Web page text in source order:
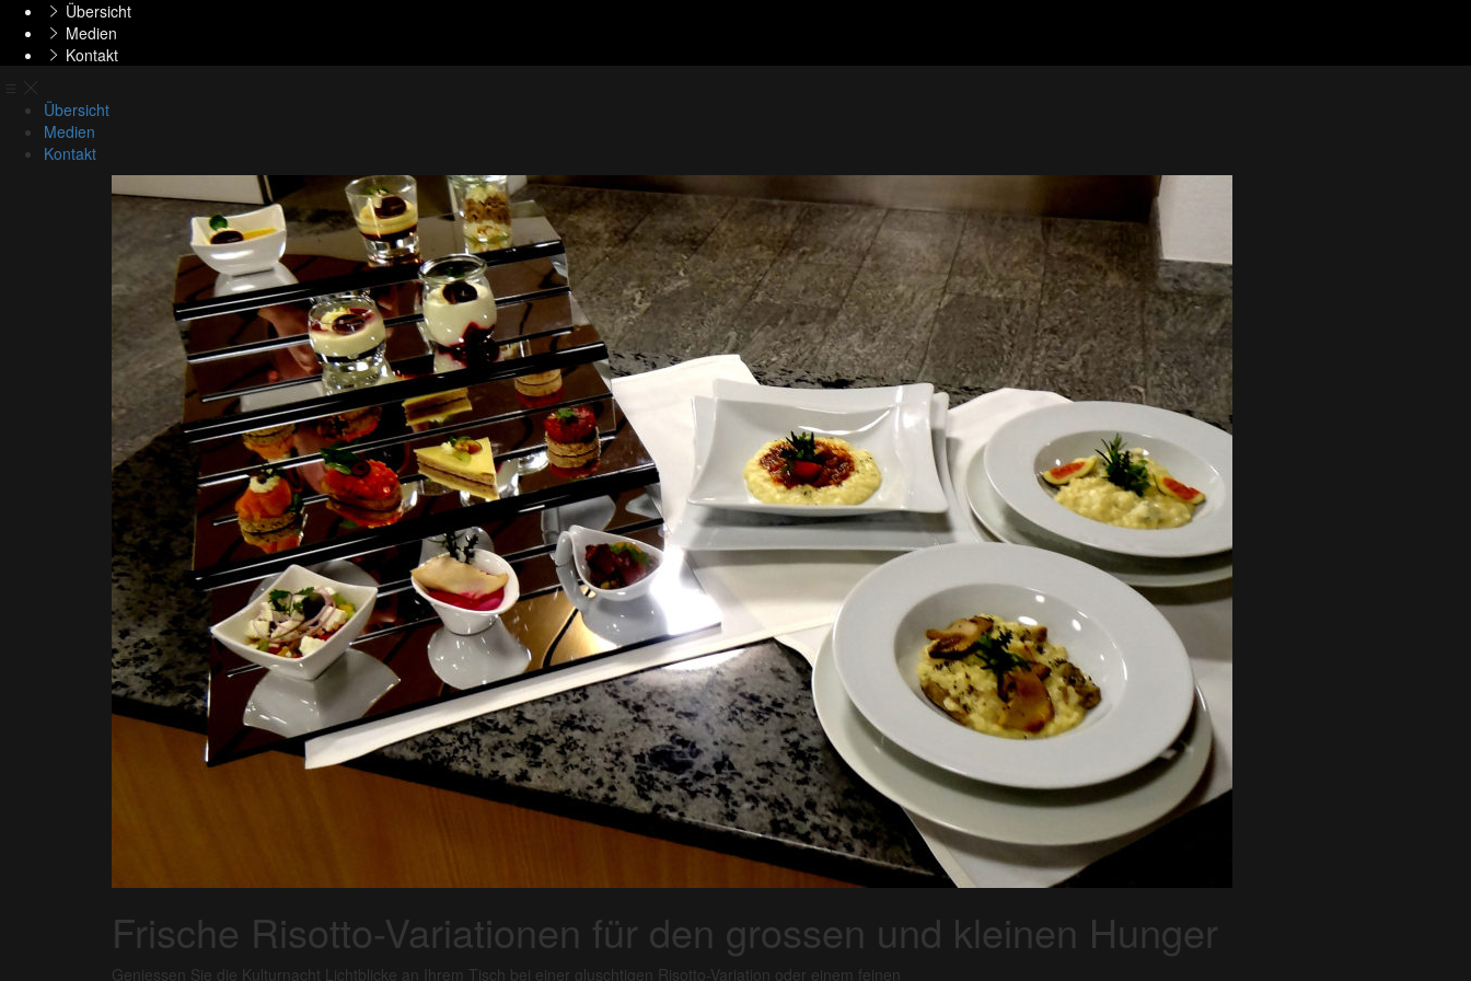
Übersicht
Medien
Kontakt
Übersicht
Medien
Kontakt
Frische Risotto-Variationen für den grossen und kleinen Hunger
Geniessen Sie die Kulturnacht Lichtblicke an Ihrem Tisch bei einer gluschtigen Risotto-Variation oder einem feinen